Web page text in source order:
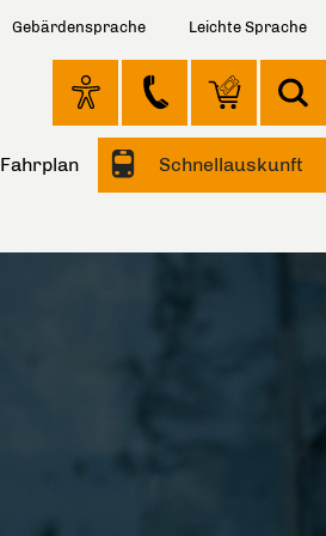
Gebärdensprache Leichte Sprache
Fahrplan Schnellauskunft